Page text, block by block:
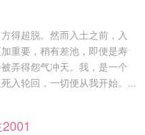
得超脱。然而入土之前，入
重要，稍有差池，即便是寿
弄得怨气冲天。我，是一个
入轮回，一切便从我开始。...